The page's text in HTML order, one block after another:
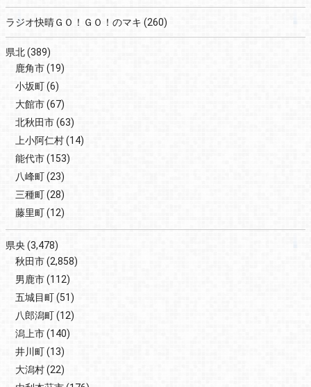
ラジオ快晴ＧＯ！ＧＯ！のマキ (260)
県北(389)
鹿角市(19)
小坂町(6)
大館市(67)
北秋田市(63)
上小阿仁村(14)
能代市(153)
八峰町(23)
三種町(28)
藤里町(12)
県央(3,478)
秋田市(2,858)
男鹿市(112)
五城目町(51)
八郎潟町(12)
潟上市(140)
井川町(13)
大潟村(22)